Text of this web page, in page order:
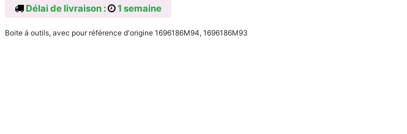
Délai de livraison : 1 semaine
Boite á outils, avec pour référence d'origine 1696186M94, 1696186M93